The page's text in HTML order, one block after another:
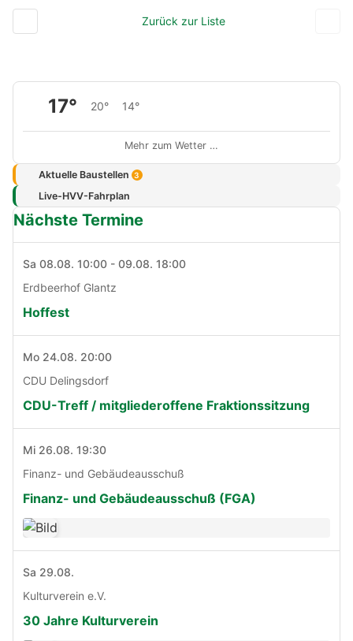
Zurück zur Liste
17° 20° 14°
Mehr zum Wetter …
Aktuelle Baustellen 3
Live-HVV-Fahrplan
Nächste Termine
Sa 08.08. 10:00 - 09.08. 18:00
Erdbeerhof Glantz
Hoffest
Mo 24.08. 20:00
CDU Delingsdorf
CDU-Treff / mitgliederoffene Fraktionssitzung
Mi 26.08. 19:30
Finanz- und Gebäudeausschuß
Finanz- und Gebäudeausschuß (FGA)
Sa 29.08.
Kulturverein e.V.
30 Jahre Kulturverein